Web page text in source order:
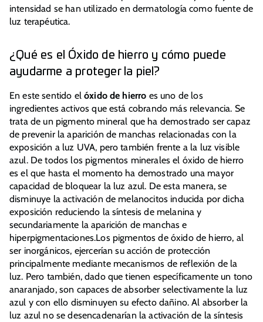
intensidad se han utilizado en dermatología como fuente de
luz terapéutica.
¿Qué es el Óxido de hierro y cómo puede
ayudarme a proteger la piel?
En este sentido elóxido de hierro es uno de los
ingredientes activos que está cobrando más relevancia. Se
trata de un pigmento mineral que ha demostrado ser capaz
de prevenir la aparición de manchas relacionadas con la
exposición a luz UVA, pero también frente a la luz visible
azul. De todos los pigmentos minerales el óxido de hierro
es el que hasta el momento ha demostrado una mayor
capacidad de bloquear la luz azul. De esta manera, se
disminuye la activación de melanocitos inducida por dicha
exposición reduciendo la síntesis de melanina y
secundariamente la aparición de manchas e
hiperpigmentaciones.Los pigmentos de óxido de hierro, al
ser inorgánicos, ejercerían su acción de protección
principalmente mediante mecanismos de reflexión de la
luz. Pero también, dado que tienen específicamente un tono
anaranjado, son capaces de absorber selectivamente la luz
azul y con ello disminuyen su efecto dañino. Al absorber la
luz azul no se desencadenarían la activación de la síntesis